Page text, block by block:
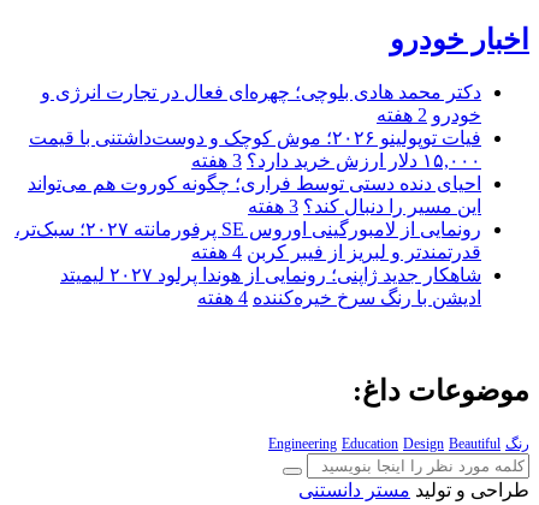
اخبار خودرو
دکتر محمد هادی بلوچی؛ چهره‌ای فعال در تجارت انرژی و
خودرو 2 هفته
فیات توپولینو ۲۰۲۶؛ موش کوچک و دوست‌داشتنی با قیمت
۱۵,۰۰۰ دلار ارزش خرید دارد؟
3 هفته
احیای دنده دستی توسط فراری؛ چگونه کوروت هم می‌تواند
این مسیر را دنبال کند؟ 3 هفته
رونمایی از لامبورگینی اوروس SE پرفورمانته ۲۰۲۷؛ سبک‌تر،
قدرتمندتر و لبریز از فیبر کربن 4 هفته
شاهکار جدید ژاپنی؛ رونمایی از هوندا پرلود ۲۰۲۷ لیمیتد
ادیشن با رنگ سرخ خیره‌کننده 4 هفته
موضوعات داغ:
رنگ Engineering Education Design Beautiful
طراحی و تولید مستر دانستنی